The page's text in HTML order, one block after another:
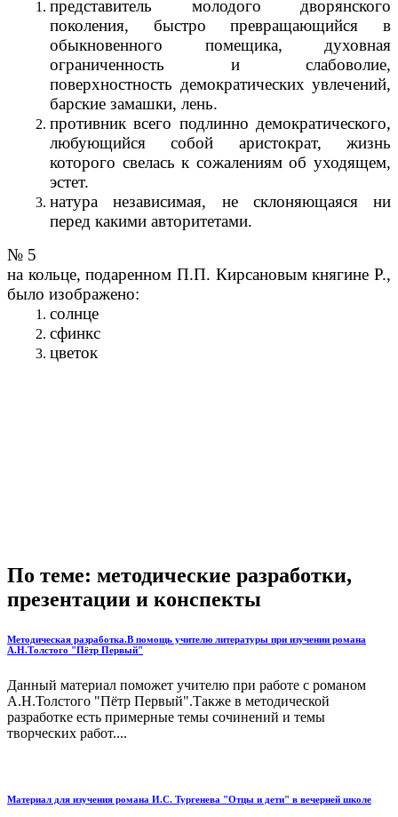
представитель молодого дворянского
поколения, быстро превращающийся в
обыкновенного помещика, духовная
ограниченность и слабоволие,
поверхностность демократических увлечений,
барские замашки, лень.
противник всего подлинно демократического,
любующийся собой аристократ, жизнь
которого свелась к сожалениям об уходящем,
эстет.
натура независимая, не склоняющаяся ни
перед какими авторитетами.
№ 5
на кольце, подаренном П.П. Кирсановым княгине Р.,
было изображено:
солнце
сфинкс
цветок
По теме: методические разработки,
презентации и конспекты
Методическая разработка.В помощь учителю литературы при изучении романа
А.Н.Толстого "Пётр Первый"
Данный материал поможет учителю при работе с романом
А.Н.Толстого "Пётр Первый".Также в методической
разработке есть примерные темы сочинений и темы
творческих работ....
Материал для изучения романа И.С. Тургенева "Отцы и дети" в вечерней школе